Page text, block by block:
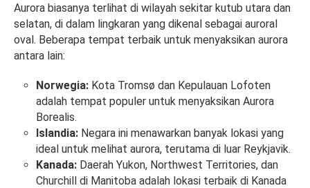
Aurora biasanya terlihat di wilayah sekitar kutub utara dan
selatan, di dalam lingkaran yang dikenal sebagai auroral
oval. Beberapa tempat terbaik untuk menyaksikan aurora
antara lain:
Norwegia: Kota Tromsø dan Kepulauan Lofoten
adalah tempat populer untuk menyaksikan Aurora
Borealis.
Islandia: Negara ini menawarkan banyak lokasi yang
ideal untuk melihat aurora, terutama di luar Reykjavik.
Kanada: Daerah Yukon, Northwest Territories, dan
Churchill di Manitoba adalah lokasi terbaik di Kanada